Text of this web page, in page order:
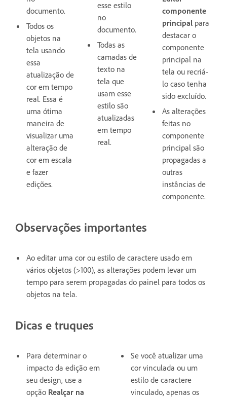
documento.
Todos os
objetos na
tela usando
essa
atualização de
cor em tempo
real. Essa é
uma ótima
maneira de
visualizar uma
alteração de
cor em escala
e fazer
edições.
esse estilo
no
documento.
Todas as
camadas de
texto na
tela que
usam esse
estilo são
atualizadas
em tempo
real.
componente
principal para
destacar o
componente
principal na
tela ou recriá-
lo caso tenha
sido excluído.
As alterações
feitas no
componente
principal são
propagadas a
outras
instâncias de
componente.
Observações importantes
Ao editar uma cor ou estilo de caractere usado em
vários objetos (>100), as alterações podem levar um
tempo para serem propagadas do painel para todos os
objetos na tela.
Dicas e truques
Para determinar o
impacto da edição em
seu design, use a
opção Realçar na
Se você atualizar uma
cor vinculada ou um
estilo de caractere
vinculado, apenas os